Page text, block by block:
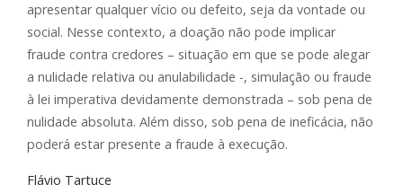
apresentar qualquer vício ou defeito, seja da vontade ou
social. Nesse contexto, a doação não pode implicar
fraude contra credores – situação em que se pode alegar
a nulidade relativa ou anulabilidade -, simulação ou fraude
à lei imperativa devidamente demonstrada – sob pena de
nulidade absoluta. Além disso, sob pena de ineficácia, não
poderá estar presente a fraude à execução.
Flávio Tartuce